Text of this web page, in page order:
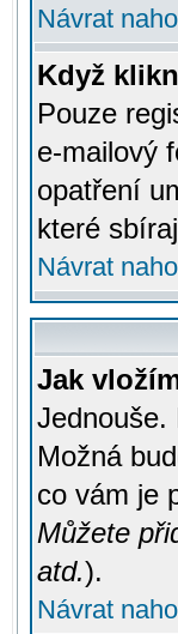
Návrat
Když
Pouze
e-mailový
opatření
které
Návrat
Jak
Jednouše.
Možná
co vám je
Můžete
atd.).
Návrat